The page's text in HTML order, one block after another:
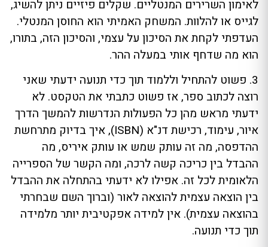
לאימון השרירים המנטליים. שקלים פיזיים ניתן להשיג,
לגייס או להלוות. המשחק האמיתי הוא החוסן המנטלי.
העדפתי לקחת את הסיכון על עצמי, והסיכון הזה, בתורו,
הוא מה שדחף אותי במעלה ההר.
3. פשוט להתחיל וללמוד תוך כדי תנועה ידעתי שאני
רוצה לכתוב ספר, אז פשוט כתבתי את הטקסט. לא
ידעתי מראש מהן כל הפעולות הנדרשות להמשך הדרך
איור, עימוד, רכישת דנ"א (ISBN), איך בדיוק מתרחשת
ההדפסה, מה זה עותק שמש או עותק איריס, מה
ההבדל בין כריכה קשה לרכה, ומה הקשר של הספרייה
הלאומית לכל זה. אפילו לא ידעתי בהתחלה את ההבדל
בין הוצאה עצמית להוצאה לאור (וברוך השם שבחרתי
בהוצאה עצמית). אין למידה אפקטיבית יותר מלמידה
תוך כדי תנועה.